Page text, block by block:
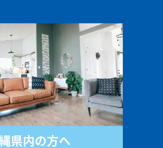
県内の方へ